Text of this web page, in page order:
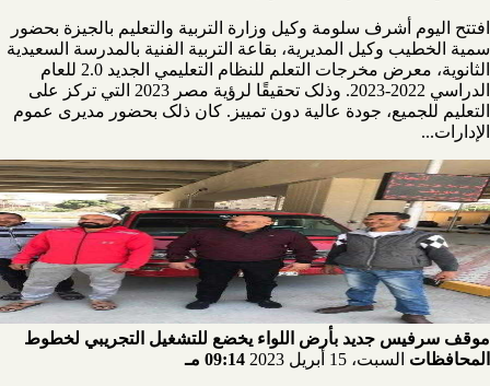
افتتح اليوم أشرف سلومة وكيل وزارة التربية والتعليم بالجيزة بحضور
سمية الخطيب وكيل المديرية، بقاعة التربية الفنية بالمدرسة السعيدية
الثانوية، معرض مخرجات التعلم للنظام التعليمي الجديد 2.0 للعام
الدراسي 2022-2023. وذلک تحقيقًا لرؤية مصر 2023 التي تركز على
التعليم للجميع، جودة عالية دون تمييز. كان ذلک بحضور مديرى عموم
الإدارات...
موقف سرفيس جديد بأرض اللواء يخضع للتشغيل التجريبي لخطوط
المحافظات السبت، 15 أبريل 2023 09:14 مـ